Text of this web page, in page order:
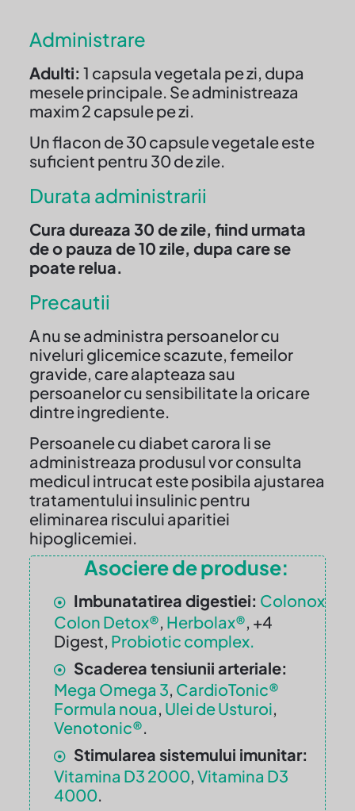
Administrare
Adulti: 1 capsula vegetala pe zi, dupa
mesele principale. Se administreaza
maxim 2 capsule pe zi.
Un flacon de 30 capsule vegetale este
suficient pentru 30 de zile.
Durata administrarii
Cura dureaza 30 de zile, fiind urmata
de o pauza de 10 zile, dupa care se
poate relua.
Precautii
A nu se administra persoanelor cu
niveluri glicemice scazute, femeilor
gravide, care alapteaza sau
persoanelor cu sensibilitate la oricare
dintre ingrediente.
Persoanele cu diabet carora li se
administreaza produsul vor consulta
medicul intrucat este posibila ajustarea
tratamentului insulinic pentru
eliminarea riscului aparitiei
hipoglicemiei.
Asociere de produse:
Imbunatatirea digestiei: Colonox
Colon Detox®, Herbolax®, +4
Digest, Probiotic complex.
Scaderea tensiunii arteriale:
Mega Omega 3, CardioTonic®
Formula noua, Ulei de Usturoi,
Venotonic®.
Stimularea sistemului imunitar:
Vitamina D3 2000, Vitamina D3
4000.